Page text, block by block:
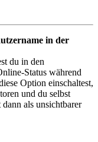
in der
du in den
Status während
Option einschaltest,
und du selbst
als unsichtbarer